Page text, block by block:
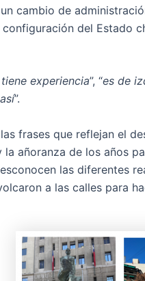
cambio de
del Estado
experiencia”, “es de
”.
frases que reflejan el
añoranza de los años
las diferentes
a las calles para